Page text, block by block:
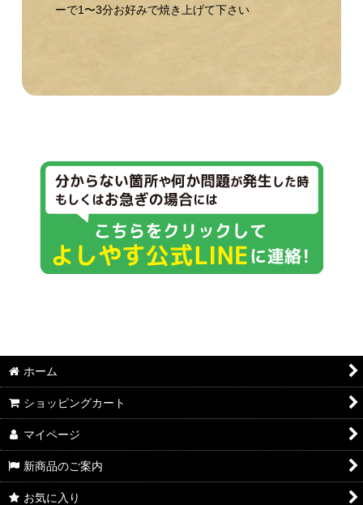
ーで1〜3分お好みで焼き上げて下さい
ホーム
ショッピングカート
マイページ
新商品のご案内
お気に入り